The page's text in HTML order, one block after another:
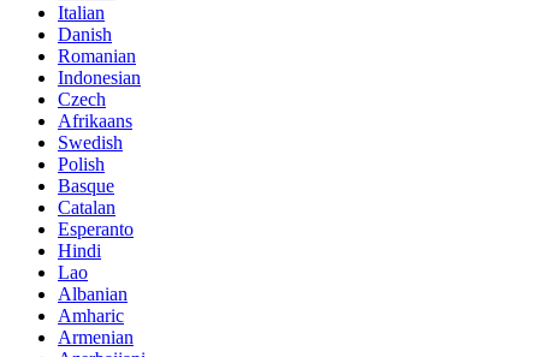
Italian
Danish
Romanian
Indonesian
Czech
Afrikaans
Swedish
Polish
Basque
Catalan
Esperanto
Hindi
Lao
Albanian
Amharic
Armenian